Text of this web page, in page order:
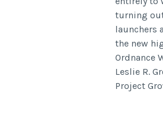
turning
launchers
the new
Ordnance
Leslie R.
Project